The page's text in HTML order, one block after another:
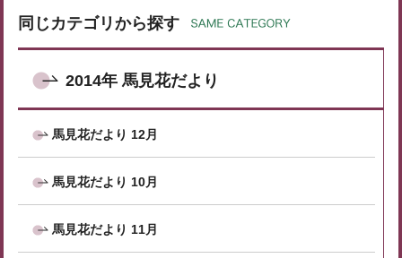
同じカテゴリから探す
2014年 馬見花だより
馬見花だより 12月
馬見花だより 10月
馬見花だより 11月